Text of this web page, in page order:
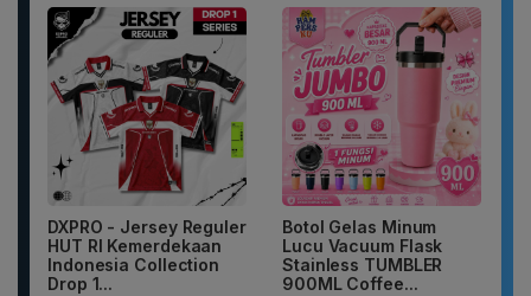
DXPRO - Jersey Reguler
HUT RI Kemerdekaan
Indonesia Collection
Drop 1...
Botol Gelas Minum
Lucu Vacuum Flask
Stainless TUMBLER
900ML Coffee...